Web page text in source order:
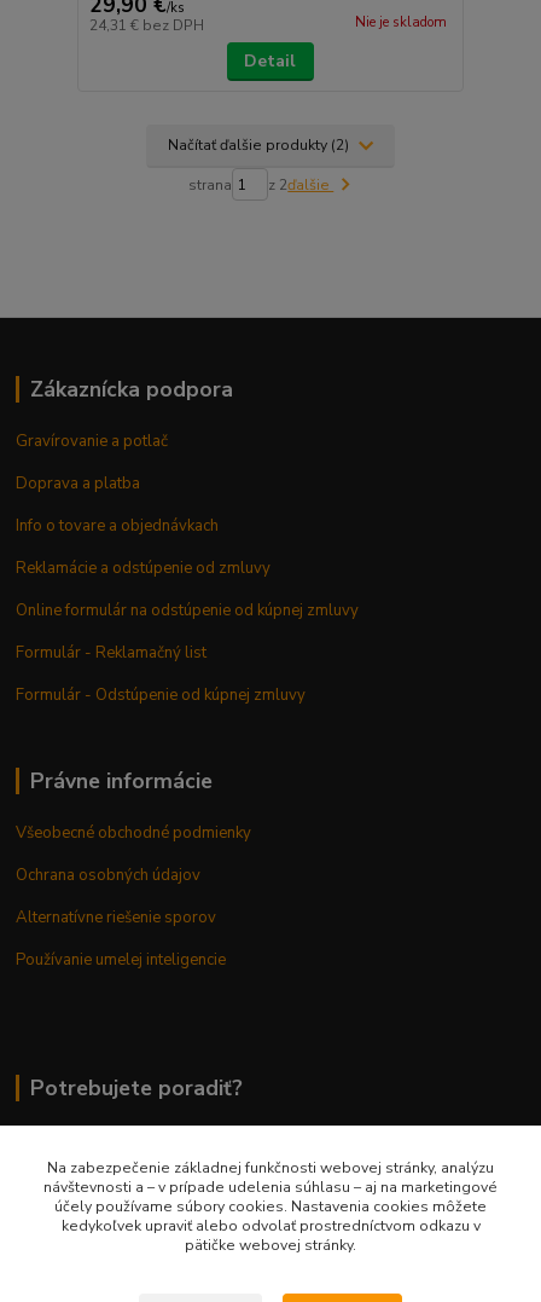
/ks
24,31 € bez DPH Nie je skladom
Detail
Načítať ďalšie produkty (2)
strana z 2ďalšie
Zákaznícka podpora
Gravírovanie a potlač
Doprava a platba
Info o tovare a objednávkach
Reklamácie a odstúpenie od zmluvy
Online formulár na odstúpenie od kúpnej zmluvy
Formulár - Reklamačný list
Formulár - Odstúpenie od kúpnej zmluvy
Právne informácie
Všeobecné obchodné podmienky
Ochrana osobných údajov
Alternatívne riešenie sporov
Používanie umelej inteligencie
Potrebujete poradiť?
0948 236 042
info@margaretkashop.sk
Na zabezpečenie základnej funkčnosti webovej stránky, analýzu
návštevnosti a – v prípade udelenia súhlasu – aj na marketingové
účely používame súbory cookies. Nastavenia cookies môžete
kedykoľvek upraviť alebo odvolať prostredníctvom odkazu v
pätičke webovej stránky.